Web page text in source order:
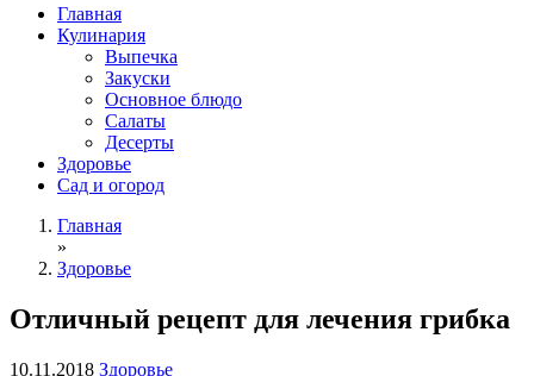
Главная
Кулинария
Выпечка
Закуски
Основное блюдо
Салаты
Десерты
Здоровье
Сад и огород
Главная
»
Здоровье
Отличный рецепт для лечения грибка
10.11.2018 Здоровье